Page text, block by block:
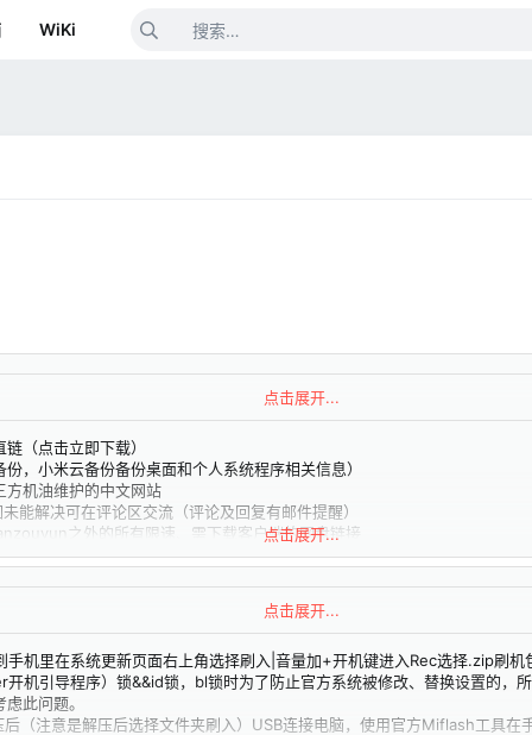
WiKi
点击展开...
（点击立即下载）
，小米云备份备份桌面和个人系统程序相关信息）
方机油维护的中文网站
能解决可在评论区交流（评论及回复有邮件提醒）
之外的所有限速、需下载客户端的网盘链接
自行在官网链接寻找Device/Download字样寻找下载链接
点击展开...
点击展开...
机里在系统更新页面右上角选择刷入|音量加+开机键进入Rec选择.zip刷机
机引导程序）锁&&id锁，bl锁时为了防止官方系统被修改、替换设置的，
此问题。
（注意是解压后选择文件夹刷入）USB连接电脑，使用官方Miflash工具